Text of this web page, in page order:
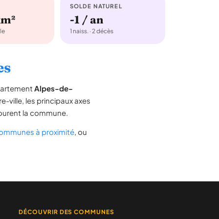
SOLDE NATUREL
-1 / an
1 naiss. · 2 décès
Alpes-de-
ville, les principaux axes
la commune.
à proximité, ou
DÉCOUVRIR DES COMMUNES